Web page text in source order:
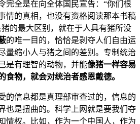
完全是在向全体国民宣告：“你们根
情的真相，也没有资格阅读那本书稿
的最大区别，就在于人具有猪所没
的唯一目的，恰恰是剥夺人们自由运
量缩小人与猪之间的差别。专制统治
是有理智的动物，并能像猪一样容易
食物，就会对统治者感恩戴德。
的信息都是真理部审查过的，信息的
也是扭曲的。科学上网就是要我们夺
情权。比如，作为一个中国人，作为